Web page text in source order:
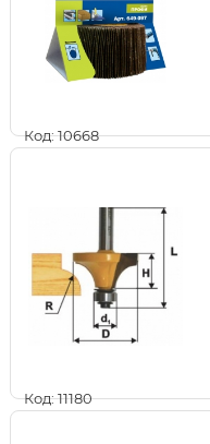
Код: 10668
Код: 11180